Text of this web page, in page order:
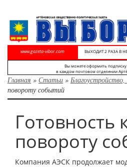
www.gazeta-vibor.com ВЫХОДИТ 2 РАЗА В
Вы можете оформить подписку
в каждом почтовом отделении
Главная » Статьи »
повороту событий
Готовность
повороту
Компания АЭСК продолжает